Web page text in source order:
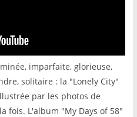
imparfaite, glorieuse,
solitaire : la "Lonely City"
par les photos de
fois. L'album "My Days of 58"